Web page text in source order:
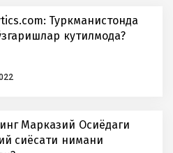
Туркманистонда
кутилмоқда?
Марказий Осиёдаги
сиёсати нимани